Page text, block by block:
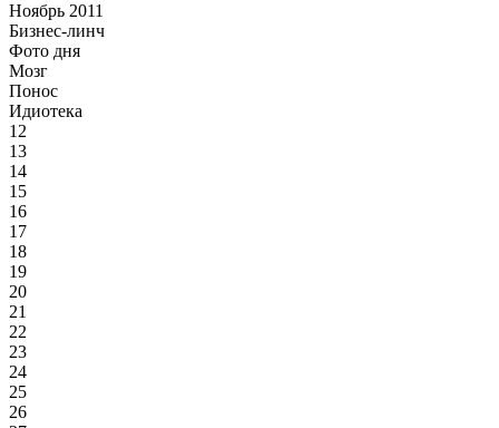
Ноябрь 2011
Бизнес-линч
Фото дня
Мозг
Понос
Идиотека
12
13
14
15
16
17
18
19
20
21
22
23
24
25
26